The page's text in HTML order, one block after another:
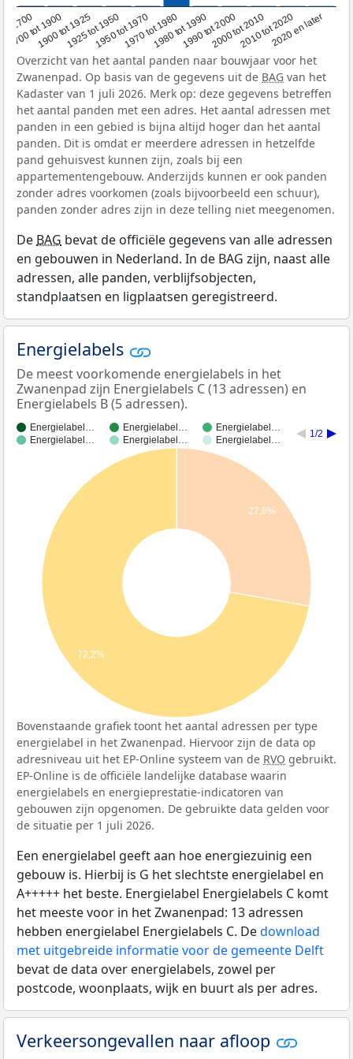
1700
1700 tot 1900
1900 tot 19251925 tot 19501950 tot 19701970 tot 19801980 tot 19901990 tot 20002000 tot 20102010 tot 20202020 en later
Overzicht van het aantal panden naar bouwjaar voor het
Zwanenpad. Op basis van de gegevens uit de BAG van het
Kadaster van 1 juli 2026. Merk op: deze gegevens betreffen
het aantal panden met een adres. Het aantal adressen met
panden in een gebied is bijna altijd hoger dan het aantal
panden. Dit is omdat er meerdere adressen in hetzelfde
pand gehuisvest kunnen zijn, zoals bij een
appartementengebouw. Anderzijds kunnen er ook panden
zonder adres voorkomen (zoals bijvoorbeeld een schuur),
panden zonder adres zijn in deze telling niet meegenomen.
De BAG bevat de officiële gegevens van alle adressen
en gebouwen in Nederland. In de BAG zijn, naast alle
adressen, alle panden, verblijfsobjecten,
standplaatsen en ligplaatsen geregistreerd.
Energielabels
De meest voorkomende energielabels in het
Zwanenpad zijn Energielabels C (13 adressen) en
Energielabels B (5 adressen).
Energielabel… Energielabel…
Energielabel…
Energielabel…
Energielabel… Energielabel…
1/2
27,8%
72,2%
Bovenstaande grafiek toont het aantal adressen per type
energielabel in het Zwanenpad. Hiervoor zijn de data op
adresniveau uit het EP-Online systeem van de RVO gebruikt.
EP-Online is de officiële landelijke database waarin
energielabels en energieprestatie-indicatoren van
gebouwen zijn opgenomen. De gebruikte data gelden voor
de situatie per 1 juli 2026.
Een energielabel geeft aan hoe energiezuinig een
gebouw is. Hierbij is G het slechtste energielabel en
A+++++ het beste. Energielabel Energielabels C komt
het meeste voor in het Zwanenpad: 13 adressen
hebben energielabel Energielabels C. Dedownload
met uitgebreide informatie voor de gemeente Delft
bevat de data over energielabels, zowel per
postcode, woonplaats, wijk en buurt als per adres.
Verkeersongevallen naar afloop